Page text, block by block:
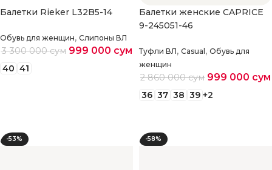
Балетки Rieker L32B5-14
Обувь для женщин, Слипоны ВЛ
3 300 000сум 999 000 сум
40 41
Балетки женские CAPRICE
9-245051-46
Туфли ВЛ, Casual, Обувь для
женщин
2 860 000сум 999 000 сум
36 37 38 39 +2
-53% -58%